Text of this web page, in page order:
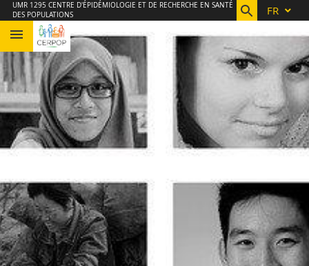
Aller
au
contenu
Navigation
Accès
directs
Connexion
UMR 1295 CENTRE D'ÉPIDÉMIOLOGIE ET DE RECHERCHE EN SANTÉ
DES POPULATIONS
FR